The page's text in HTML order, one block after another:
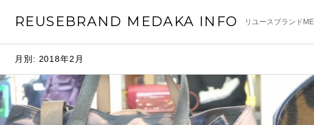
へ
移
動
REUSEBRAND MEDAKA INFO リユースブランド
月別: 2018年2月